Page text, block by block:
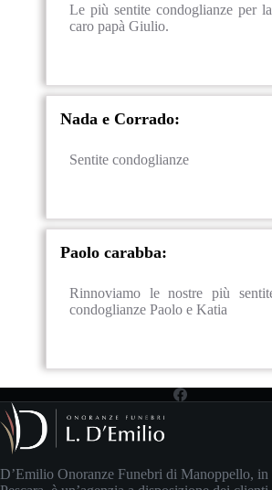
Le più sentite condoglianze per
caro papà Giulio.
Nada e Corrado:
Sentite condoglianze
Paolo carabba:
Rinnoviamo le nostre più
condoglianze Paolo e Katia
D’Emilio Onoranze Funebri di Manoppello,